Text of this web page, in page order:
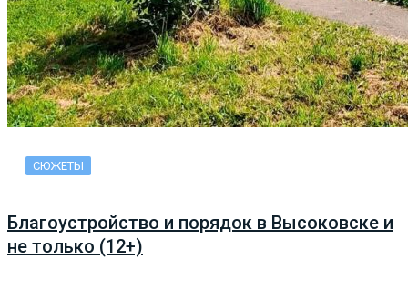
СЮЖЕТЫ
Благоустройство и порядок в Высоковске и
не только (12+)